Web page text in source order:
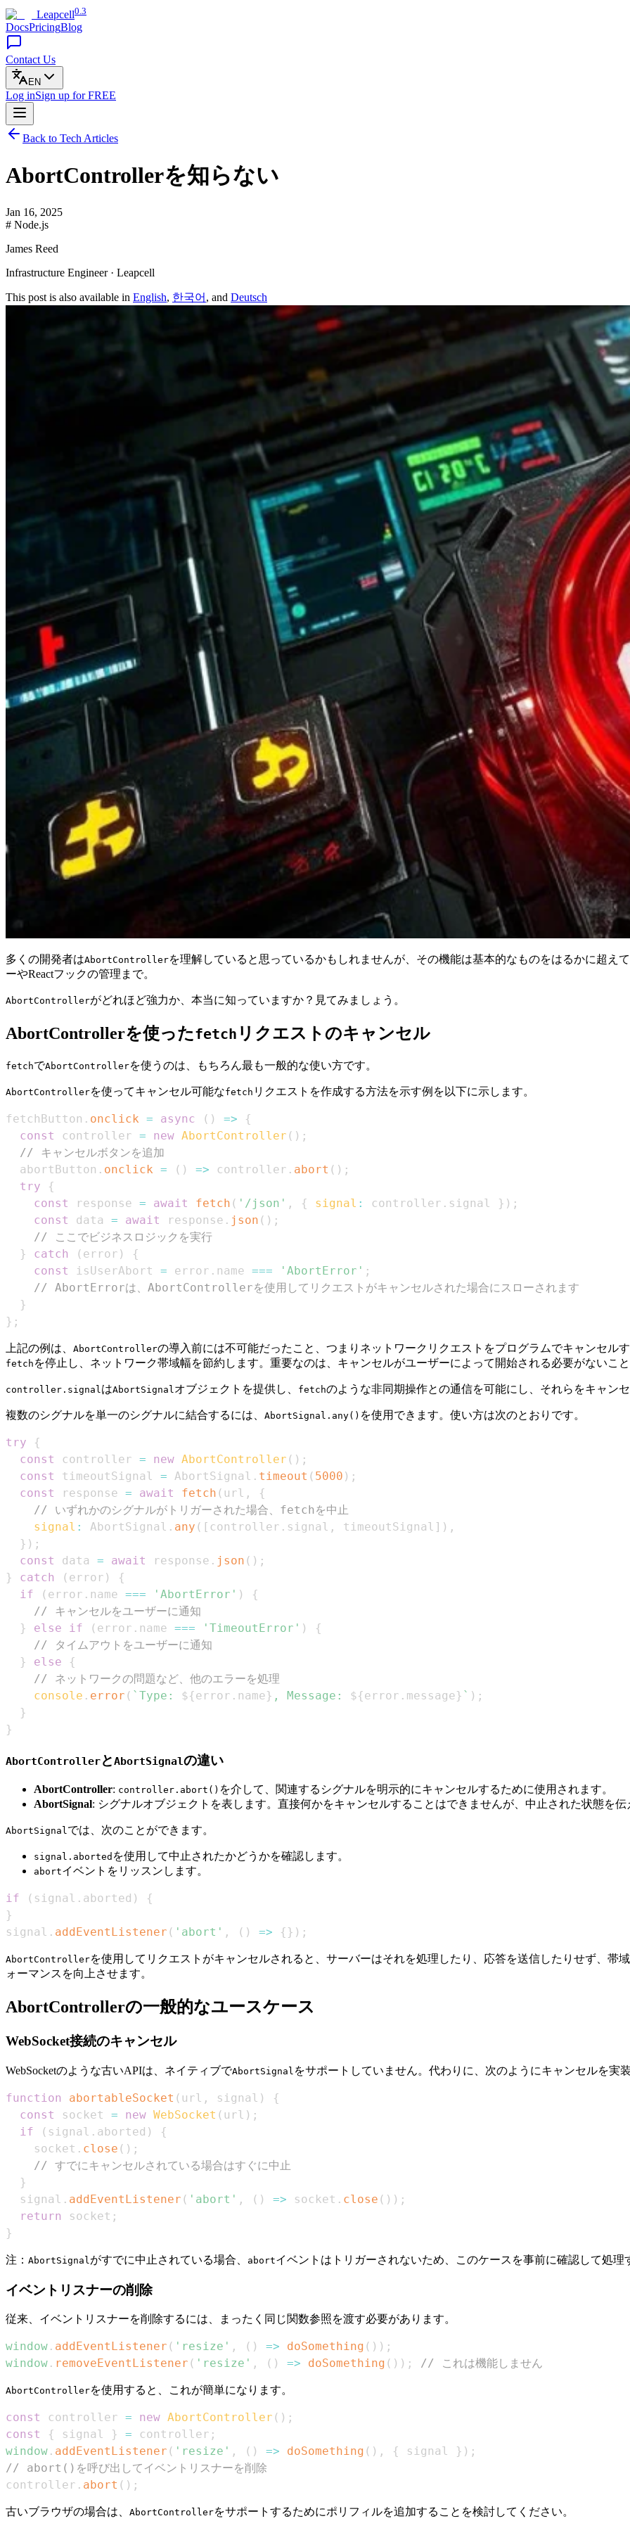
Leapcell0.3
DocsPricingBlog
Contact Us
EN
Log inSign up for FREE
Back to Tech Articles
AbortControllerを知らない
Jan 16, 2025
# Node.js
James Reed
Infrastructure Engineer · Leapcell
This post is also available in English, 한국어 , and Deutsch
多くの開発者はAbortControllerを理解していると思っているかもしれませんが、その機能は基本的なものをはるかに超え
ーやReactフックの管理まで。
AbortControllerがどれほど強力か、本当に知っていますか？見てみましょう。
AbortControllerを使ったfetch リクエストのキャンセル
fetchでAbortControllerを使うのは、もちろん最も一般的な使い方です。
AbortControllerを使ってキャンセル可能なfetch リクエストを作成する方法を示す例を以下に示します。
fetchButton . onclick = async ( ) =>
{
const
controller = new AbortController ( ) ;
// キャンセルボタンを追加
  abortButton
. onclick = ( ) => controller . abort ( ) ;
try
{
const
response = await fetch ( '/json' , { signal : controller . signal } ) ;
const
data = await response . json ( ) ;
// ここでビジネスロジックを実行
}
catch ( error )
{
const
isUserAbort = error . name === 'AbortError' ;
// AbortErrorは、AbortControllerを使用してリクエストがキャンセルされた場合にスローされます
}
} ;
上記の例は、 AbortControllerの導入前には不可能だったこと、つまりネットワークリクエストをプログラムでキャンセル
fetch を停止し、ネットワーク帯域幅を節約します。重要なのは、キャンセルがユーザーによって開始される必要がないこ
controller.signalはAbortSignalオブジェクトを提供し、 fetchのような非同期操作との通信を可能にし、それらをキャン
複数のシグナルを単一のシグナルに結合するには、 AbortSignal.any() を使用できます。使い方は次のとおりです。
try
{
const
controller = new AbortController ( ) ;
const
timeoutSignal = AbortSignal . timeout ( 5000 ) ;
const
response = await fetch ( url ,
{
// いずれかのシグナルがトリガーされた場合、fetchを中止
signal : AbortSignal . any ( [ controller . signal , timeoutSignal ] ) ,
} ) ;
const
data = await response . json ( ) ;
}
catch ( error )
{
if
( error . name === 'AbortError' )
{
// キャンセルをユーザーに通知
}
else if ( error . name === 'TimeoutError' )
{
// タイムアウトをユーザーに通知
}
else
{
// ネットワークの問題など、他のエラーを処理
console . error ( ` Type: ${error . name} , Message: ${error . message} ` ) ;
}
}
AbortControllerとAbortSignalの違い
AbortController: controller.abort() を介して、関連するシグナルを明示的にキャンセルするために使用されます。
AbortSignal: シグナルオブジェクトを表します。直接何かをキャンセルすることはできませんが、中止された状態を伝
AbortSignalでは、次のことができます。
signal.aborted を使用して中止されたかどうかを確認します。
abortイベントをリッスンします。
if ( signal . aborted )
{
}
signal . addEventListener ( 'abort' , ( ) => { } ) ;
AbortControllerを使用してリクエストがキャンセルされると、サーバーはそれを処理したり、応答を送信したりせず、帯
ォーマンスを向上させます。
AbortControllerの一般的なユースケース
WebSocket接続のキャンセル
WebSocketのような古いAPIは、ネイティブでAbortSignal をサポートしていません。代わりに、次のようにキャンセルを実
function abortableSocket ( url , signal )
{
const
socket = new WebSocket ( url ) ;
if
( signal . aborted )
{
    socket
. close ( ) ;
// すでにキャンセルされている場合はすぐに中止
}
  signal
. addEventListener ( 'abort' , ( ) => socket . close ( ) ) ;
return
socket ;
}
注： AbortSignal がすでに中止されている場合、 abortイベントはトリガーされないため、このケースを事前に確認して処理
イベントリスナーの削除
従来、イベントリスナーを削除するには、まったく同じ関数参照を渡す必要があります。
window . addEventListener ( 'resize' , ( ) => doSomething ( ) ) ;
window . removeEventListener ( 'resize' , ( ) => doSomething ( ) ) ; // これは機能しません
AbortControllerを使用すると、これが簡単になります。
const controller = new AbortController ( ) ;
const
{ signal } = controller ;
window . addEventListener ( 'resize' , ( ) => doSomething ( ) , { signal } ) ;
// abort()を呼び出してイベントリスナーを削除
controller . abort ( ) ;
古いブラウザの場合は、 AbortControllerをサポートするためにポリフィルを追加することを検討してください。